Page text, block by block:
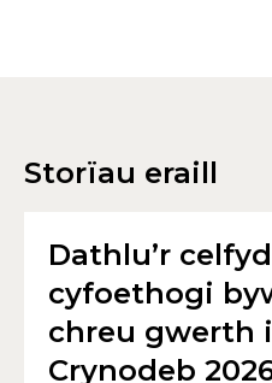
Storïau eraill
Dathlu’r
cyfoethogi
chreu gwerth
Crynodeb